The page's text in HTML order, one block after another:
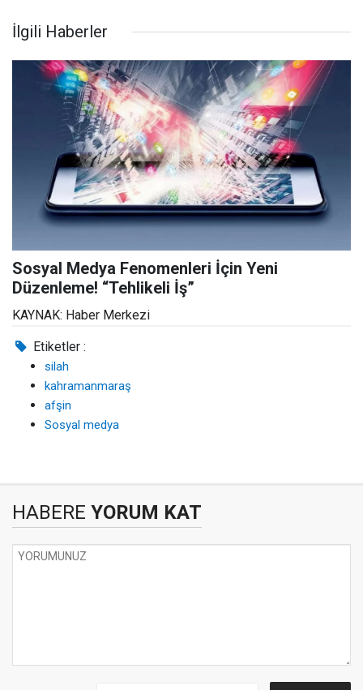
İlgili Haberler
Sosyal Medya Fenomenleri İçin Yeni
Düzenleme! “Tehlikeli İş”
KAYNAK: Haber Merkezi
Etiketler :
silah
kahramanmaraş
afşin
Sosyal medya
HABERE YORUM KAT